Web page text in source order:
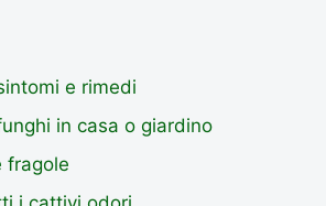
e rimedi
in casa o giardino
fragole